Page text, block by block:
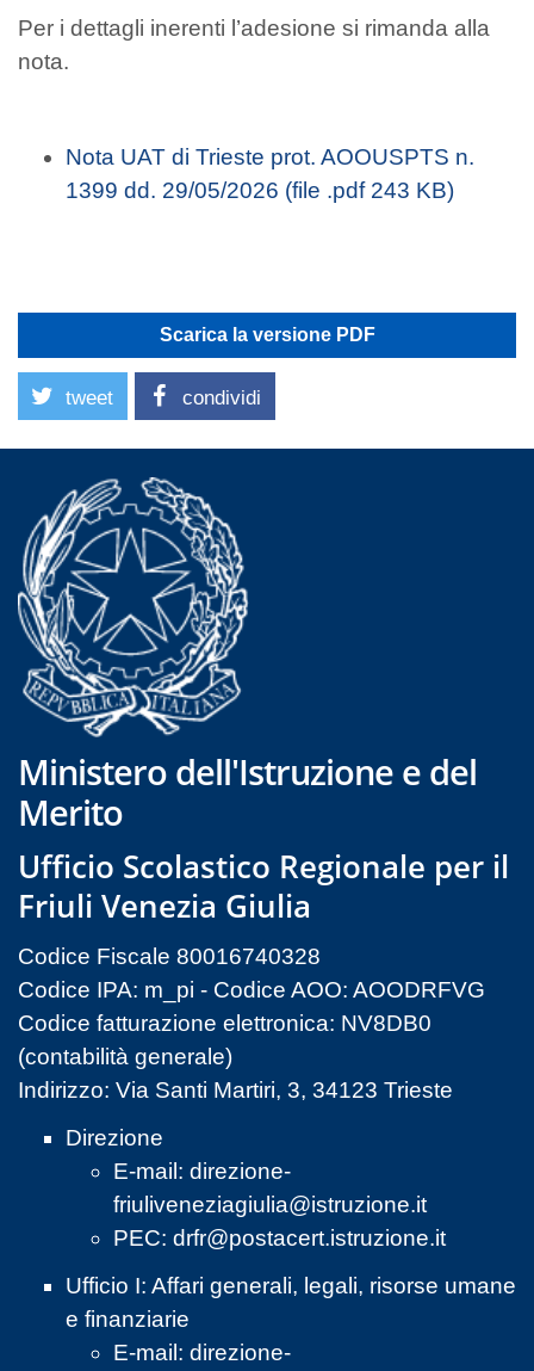
Per i dettagli inerenti l’adesione si rimanda alla
nota.
Nota UAT di Trieste prot. AOOUSPTS n.
1399 dd. 29/05/2026 (file .pdf 243 KB)
Scarica la versione PDF
tweet condividi
Ministero dell'Istruzione e del
Merito
Ufficio Scolastico Regionale per il
Friuli Venezia Giulia
Codice Fiscale 80016740328
Codice IPA: m_pi - Codice AOO: AOODRFVG
Codice fatturazione elettronica: NV8DB0
(contabilità generale)
Indirizzo: Via Santi Martiri, 3, 34123 Trieste
Direzione
E-mail: direzione-
friuliveneziagiulia@istruzione.it
PEC: drfr@postacert.istruzione.it
Ufficio I: Affari generali, legali, risorse umane
e finanziarie
E-mail: direzione-